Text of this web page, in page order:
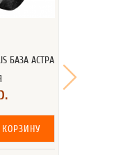
БАЗА АСТРА
КОРЗИНУ